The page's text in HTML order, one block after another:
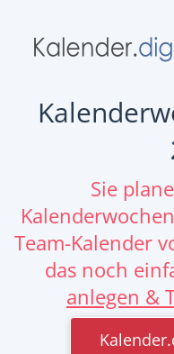
Sie
Team-Kalender
das noch
anlegen &